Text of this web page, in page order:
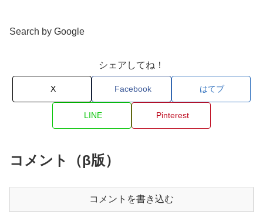
Search by Google
シェアしてね！
X Facebook はてブ
LINE Pinterest
コメント（β版）
コメントを書き込む